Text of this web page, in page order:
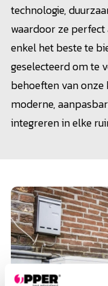
technologie,
waardoor ze
enkel het beste te
geselecteerd om te
behoeften van
moderne,
integreren in elke